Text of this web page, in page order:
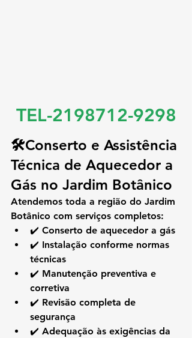
TEL-2198712-9298
🛠️Conserto e Assistência
Técnica de Aquecedor a
Gás no Jardim Botânico
Atendemos toda a região do Jardim
Botânico com serviços completos:
✔️ Conserto de aquecedor a gás
✔️ Instalação conforme normas
técnicas
✔️ Manutenção preventiva e
corretiva
✔️ Revisão completa de
segurança
✔️ Adequação às exigências da